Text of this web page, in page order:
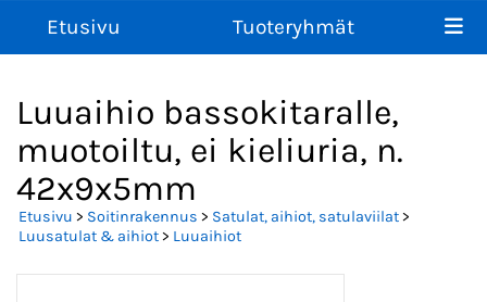
Etusivu Tuoteryhmät
Luuaihio bassokitaralle,
muotoiltu, ei kieliuria, n.
42x9x5mm
Etusivu > Soitinrakennus > Satulat, aihiot, satulaviilat>
Luusatulat & aihiot> Luuaihiot